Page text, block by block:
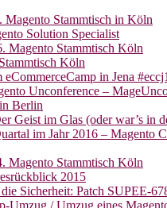
Magento Stammtisch in Köln
Solution Specialist
Magento Stammtisch Köln
Köln
eCommerceCamp in Jena
Unconference –
Berlin
Geist im Glas (oder war’s in
im Jahr 2016 – Magento
Magento Stammtisch Köln
2015
Sicherheit: Patch SUPEE-